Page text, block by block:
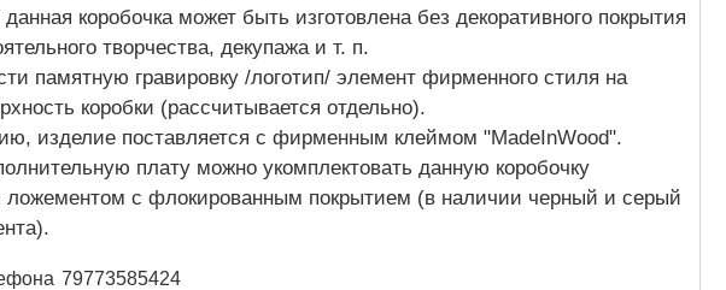
коробочка может быть изготовлена без декоративного покрытия
творчества, декупажа и т. п.
памятную гравировку /логотип/ элемент фирменного стиля на
коробки (рассчитывается отдельно).
изделие поставляется с фирменным клеймом "MadeInWood".
плату можно укомплектовать данную коробочку
ложементом с флокированным покрытием (в наличии черный и серый
79773585424